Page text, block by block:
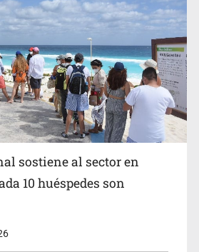
la más bella de 2026 en People
sostiene al sector en
10 huéspedes son